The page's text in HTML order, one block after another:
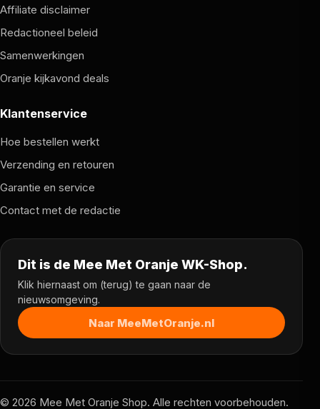
Affiliate disclaimer
Redactioneel beleid
Samenwerkingen
Oranje kijkavond deals
Klantenservice
Hoe bestellen werkt
Verzending en retouren
Garantie en service
Contact met de redactie
Dit is de Mee Met Oranje WK-Shop.
Klik hiernaast om (terug) te gaan naar de
nieuwsomgeving.
Naar MeeMetOranje.nl
© 2026 Mee Met Oranje Shop. Alle rechten voorbehouden.